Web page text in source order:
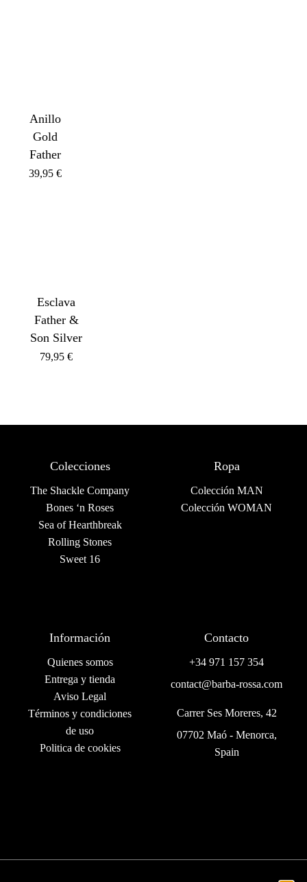
Anillo
Gold
Father
39,95 €
Esclava
Father &
Son Silver
79,95€
Colecciones
The Shackle Company
Bones ‘n Roses
Sea of Hearthbreak
Rolling Stones
Sweet 16
Ropa
Colección MAN
Colección WOMAN
Información
Quienes somos
Entrega y tienda
Aviso Legal
Términos y condiciones
de uso
Politica de cookies
Contacto
+34 971 157 354
contact@barba-rossa.com
Carrer Ses Moreres, 42
07702 Maó - Menorca,
Spain